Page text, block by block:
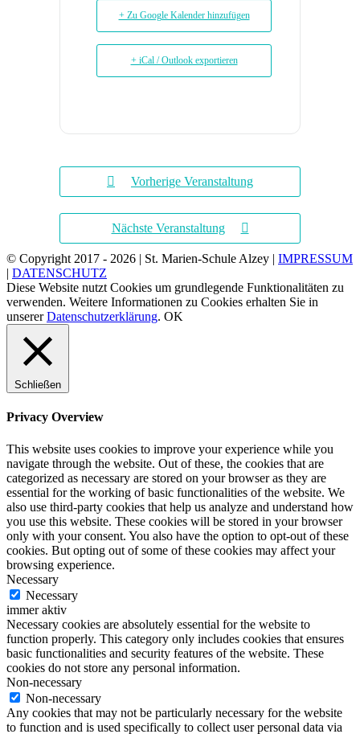
+ Zu Google Kalender hinzufügen
+ iCal / Outlook exportieren
Vorherige Veranstaltung
Nächste Veranstaltung
© Copyright 2017 - 2026 | St. Marien-Schule Alzey | IMPRESSUM
| DATENSCHUTZ
Diese Website nutzt Cookies um grundlegende Funktionalitäten zu
verwenden. Weitere Informationen zu Cookies erhalten Sie in
unsererDatenschutzerklärung. OK
Schließen
Privacy Overview
This website uses cookies to improve your experience while you
navigate through the website. Out of these, the cookies that are
categorized as necessary are stored on your browser as they are
essential for the working of basic functionalities of the website. We
also use third-party cookies that help us analyze and understand how
you use this website. These cookies will be stored in your browser
only with your consent. You also have the option to opt-out of these
cookies. But opting out of some of these cookies may affect your
browsing experience.
Necessary
Necessary
immer aktiv
Necessary cookies are absolutely essential for the website to
function properly. This category only includes cookies that ensures
basic functionalities and security features of the website. These
cookies do not store any personal information.
Non-necessary
Non-necessary
Any cookies that may not be particularly necessary for the website
to function and is used specifically to collect user personal data via